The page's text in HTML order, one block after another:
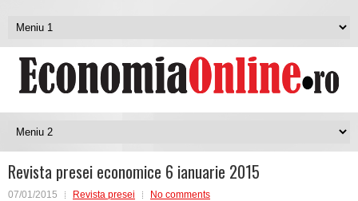
Revista presei economice 6 ianuarie 2015
07/01/2015 Revista presei No comments